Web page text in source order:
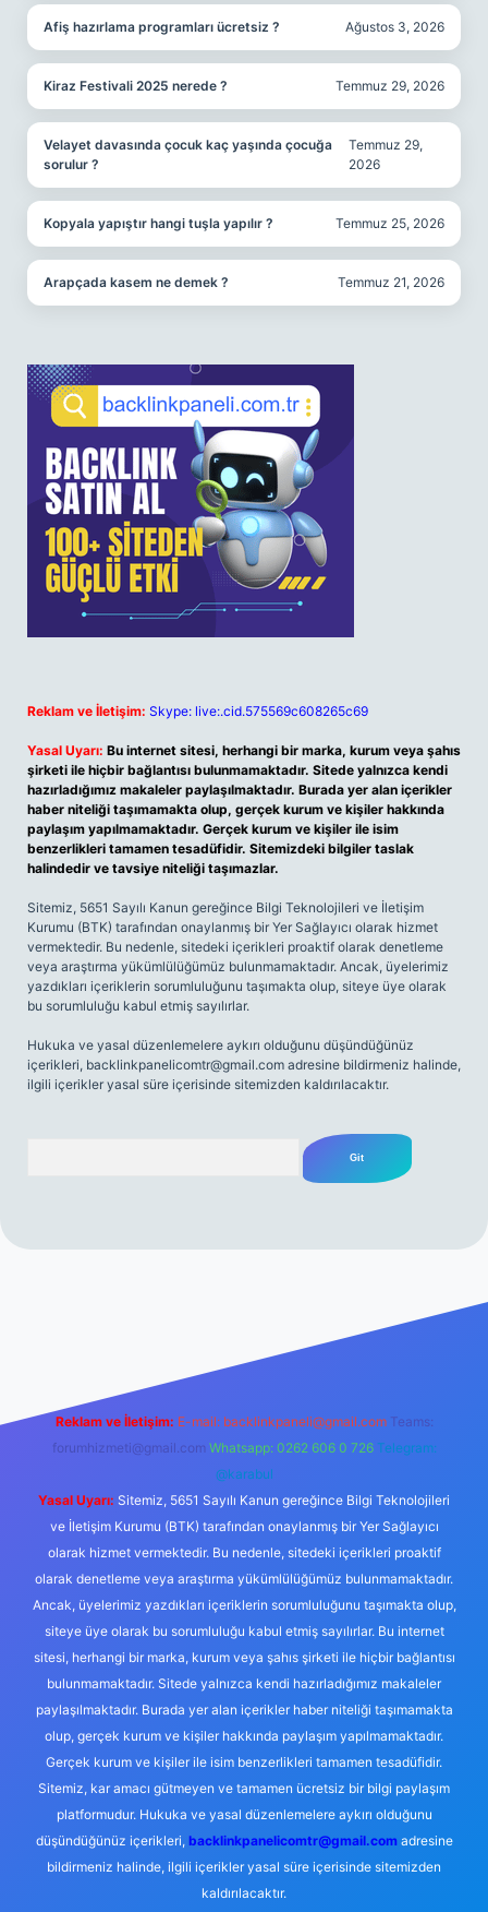
Afiş hazırlama programları ücretsiz ? Ağustos 3, 2026
Kiraz Festivali 2025 nerede ? Temmuz 29, 2026
Velayet davasında çocuk kaç yaşında çocuğa
sorulur ?
Temmuz 29,
2026
Kopyala yapıştır hangi tuşla yapılır ? Temmuz 25, 2026
Arapçada kasem ne demek ? Temmuz 21, 2026
Reklam ve İletişim: Skype: live:.cid.575569c608265c69
Yasal Uyarı: Bu internet sitesi, herhangi bir marka, kurum veya şahıs
şirketi ile hiçbir bağlantısı bulunmamaktadır. Sitede yalnızca kendi
hazırladığımız makaleler paylaşılmaktadır. Burada yer alan içerikler
haber niteliği taşımamakta olup, gerçek kurum ve kişiler hakkında
paylaşım yapılmamaktadır. Gerçek kurum ve kişiler ile isim
benzerlikleri tamamen tesadüfidir. Sitemizdeki bilgiler taslak
halindedir ve tavsiye niteliği taşımazlar.
Sitemiz, 5651 Sayılı Kanun gereğince Bilgi Teknolojileri ve İletişim
Kurumu (BTK) tarafından onaylanmış bir Yer Sağlayıcı olarak hizmet
vermektedir. Bu nedenle, sitedeki içerikleri proaktif olarak denetleme
veya araştırma yükümlülüğümüz bulunmamaktadır. Ancak, üyelerimiz
yazdıkları içeriklerin sorumluluğunu taşımakta olup, siteye üye olarak
bu sorumluluğu kabul etmiş sayılırlar.
Hukuka ve yasal düzenlemelere aykırı olduğunu düşündüğünüz
içerikleri, backlinkpanelicomtr@gmail.com adresine bildirmeniz halinde,
ilgili içerikler yasal süre içerisinde sitemizden kaldırılacaktır.
Reklam ve İletişim: E-mail: backlinkpaneli@gmail.com Teams:
forumhizmeti@gmail.com Whatsapp: 0262 606 0 726 Telegram:
@karabul
Yasal Uyarı: Sitemiz, 5651 Sayılı Kanun gereğince Bilgi Teknolojileri
ve İletişim Kurumu (BTK) tarafından onaylanmış bir Yer Sağlayıcı
olarak hizmet vermektedir. Bu nedenle, sitedeki içerikleri proaktif
olarak denetleme veya araştırma yükümlülüğümüz bulunmamaktadır.
Ancak, üyelerimiz yazdıkları içeriklerin sorumluluğunu taşımakta olup,
siteye üye olarak bu sorumluluğu kabul etmiş sayılırlar. Bu internet
sitesi, herhangi bir marka, kurum veya şahıs şirketi ile hiçbir bağlantısı
bulunmamaktadır. Sitede yalnızca kendi hazırladığımız makaleler
paylaşılmaktadır. Burada yer alan içerikler haber niteliği taşımamakta
olup, gerçek kurum ve kişiler hakkında paylaşım yapılmamaktadır.
Gerçek kurum ve kişiler ile isim benzerlikleri tamamen tesadüfidir.
Sitemiz, kar amacı gütmeyen ve tamamen ücretsiz bir bilgi paylaşım
platformudur. Hukuka ve yasal düzenlemelere aykırı olduğunu
düşündüğünüz içerikleri, backlinkpanelicomtr@gmail.comadresine
bildirmeniz halinde, ilgili içerikler yasal süre içerisinde sitemizden
kaldırılacaktır.